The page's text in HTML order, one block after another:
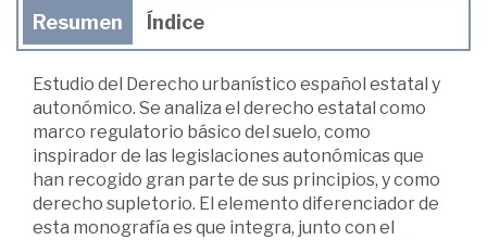
Resumen Índice
Estudio del Derecho urbanístico español estatal y
autonómico. Se analiza el derecho estatal como
marco regulatorio básico del suelo, como
inspirador de las legislaciones autonómicas que
han recogido gran parte de sus principios, y como
derecho supletorio. El elemento diferenciador de
esta monografía es que integra, junto con el